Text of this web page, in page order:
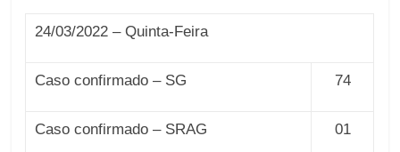
24/03/2022 –Quinta-Feira
Caso confirmado – SG 74
Caso confirmado – SRAG 01